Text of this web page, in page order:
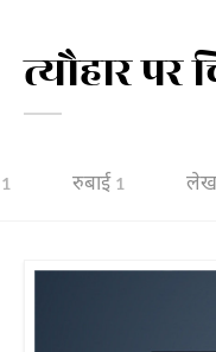
त्यौहार पर
1 रुबाई 1 लेख